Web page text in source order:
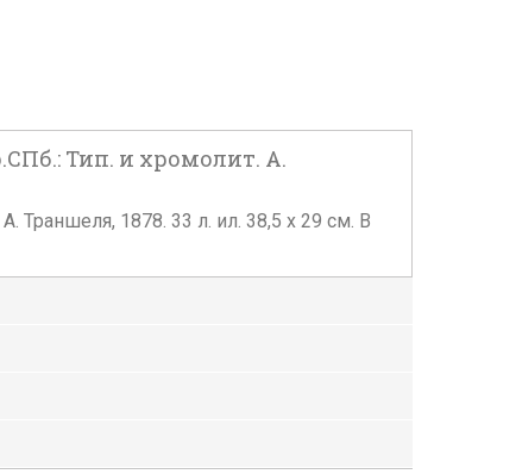
Тип. и хромолит. А.
Траншеля, 1878. 33 л. ил. 38,5 х 29 см. В